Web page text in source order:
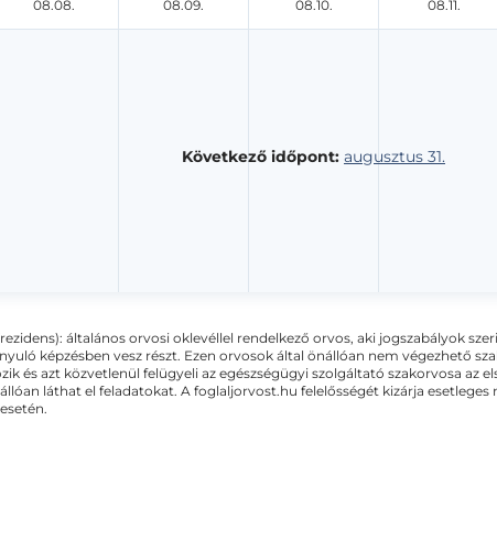
Következő időpont: augusztus 31.
08.08. 08.09. 08.10. 08.11.
általános orvosi oklevéllel rendelkező orvos, aki jogszabályok
képzésben vesz részt. Ezen orvosok által önállóan nem végezhető
és azt közvetlenül felügyeli az egészségügyi szolgáltató szakorvosa az
láthat el feladatokat. A foglaljorvost.hu felelősségét kizárja